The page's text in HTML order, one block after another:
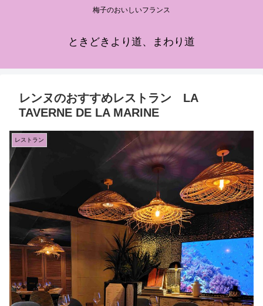
梅子のおいしいフランス
ときどきより道、まわり道
レンヌのおすすめレストラン LA
TAVERNE DE LA MARINE
レストラン